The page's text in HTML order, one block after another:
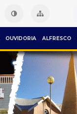
OUVIDORIA ALFRESCO